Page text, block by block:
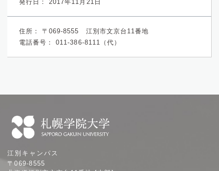
発行日： 2017年11月21日
住所：
〒069-8555 江別市文京台11番地
電話番号：
011-386-8111（代）
幌
学
江別キャンパス
〒069-8555